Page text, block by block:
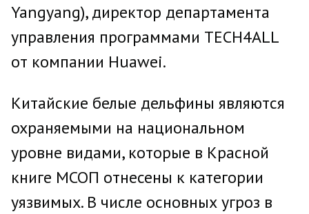
Yangyang), директор департамента
управления программами TECH4ALL
от компании Huawei.
Китайские белые дельфины являются
охраняемыми на национальном
уровне видами, которые в Красной
книге МСОП отнесены к категории
уязвимых. В числе основных угроз в